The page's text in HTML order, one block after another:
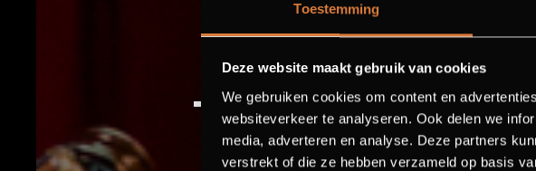
Toestemming
Deze website maakt gebruik van cookies
We gebruiken cookies om content en
websiteverkeer te analyseren. Ook delen we
media, adverteren en analyse. Deze partners
verstrekt of die ze hebben verzameld op basis
THE WILD PARTY